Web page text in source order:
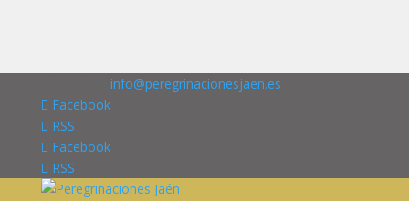
info@peregrinacionesjaen.es
Facebook
RSS
Facebook
RSS